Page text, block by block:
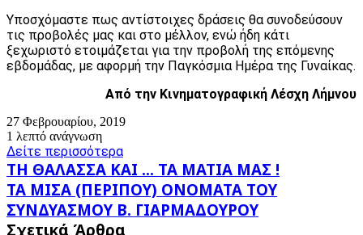
Υποσχόμαστε πως αντίστοιχες δράσεις θα συνοδεύσουν
τις προβολές μας και στο μέλλον, ενώ ήδη κάτι
ξεχωριστό ετοιμάζεται για την προβολή της επόμενης
εβδομάδας, με αφορμή την Παγκόσμια Ημέρα της Γυναίκας.
Από την Κινηματογραφική Λέσχη Λήμνου
27 Φεβρουαρίου, 2019
1 λεπτό ανάγνωση
Δείτε περισσότερα
ΤΗ
ΘΑΛΑΣΣΑ
ΚΑΙ
...
ΤΑ
ΤΗ ΘΑΛΑΣΣΑ ΚΑΙ ... ΤΑ ΜΑΤΙΑ ΜΑΣ !
ΤΑ
ΜΙΣΑ
(ΠΕΡΙΠΟΥ)
ΤΑ ΜΙΣΑ (ΠΕΡΙΠΟΥ) ΟΝΟΜΑΤΑ ΤΟΥ
ΣΥΝΔΥΑΣΜΟΥ Β. ΓΙΑΡΜΑΔΟΥΡΟΥ
Σχετικά Άρθρα